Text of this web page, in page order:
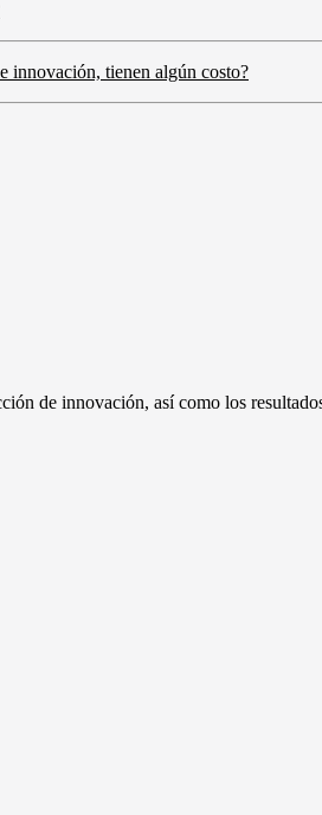
innovación, tienen algún costo?
de innovación, así como los